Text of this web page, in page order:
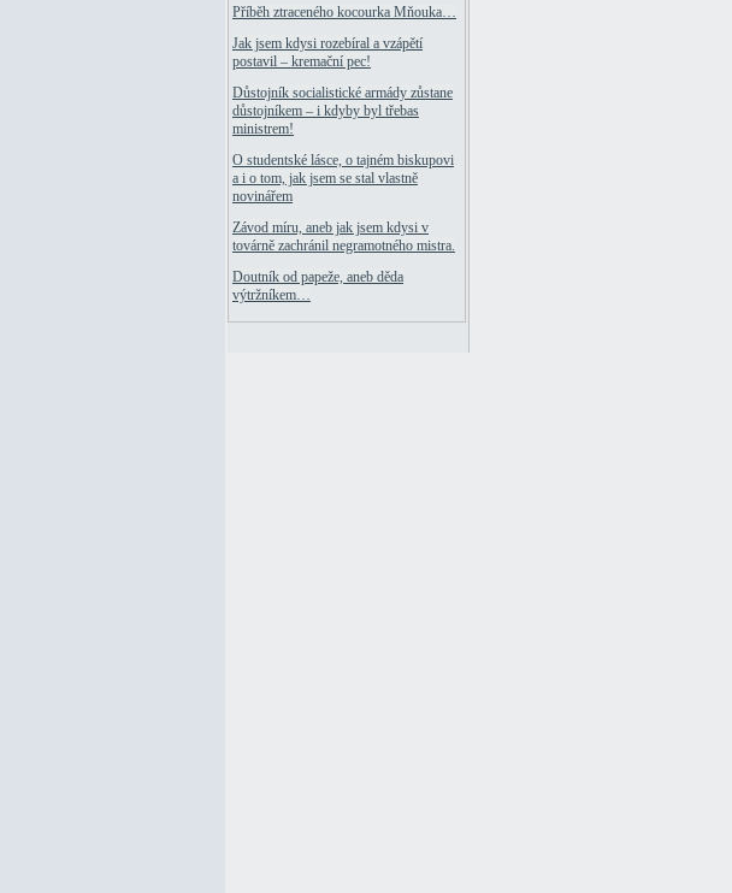
Příběh ztraceného kocourka Mňouka…
Jak jsem kdysi rozebíral a vzápětí
postavil – kremační pec!
Důstojník socialistické armády zůstane
důstojníkem – i kdyby byl třebas
ministrem!
O studentské lásce, o tajném biskupovi
a i o tom, jak jsem se stal vlastně
novinářem
Závod míru, aneb jak jsem kdysi v
továrně zachránil negramotného mistra.
Doutník od papeže, aneb děda
výtržníkem…